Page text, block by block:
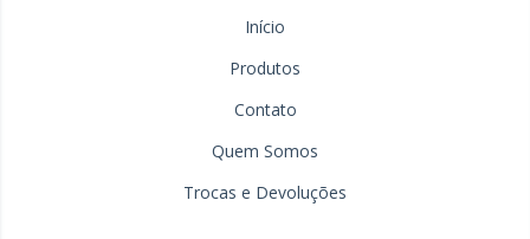
Início
Produtos
Contato
Quem Somos
Trocas e Devoluções